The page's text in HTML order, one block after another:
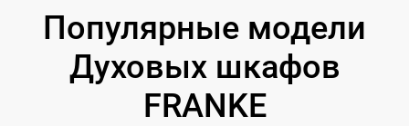
Популярные модели
Духовых шкафов
FRANKE